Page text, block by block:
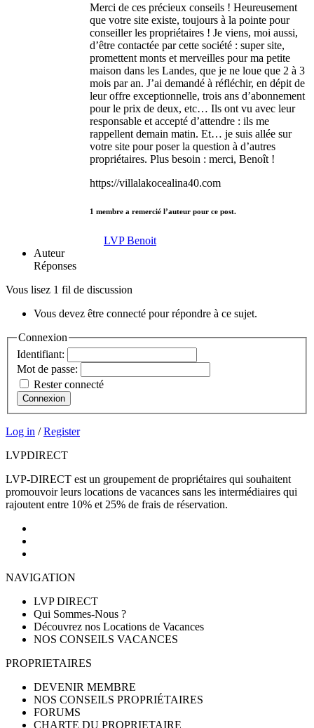
Merci de ces précieux conseils ! Heureusement
que votre site existe, toujours à la pointe pour
conseiller les propriétaires ! Je viens, moi aussi,
d’être contactée par cette société : super site,
promettent monts et merveilles pour ma petite
maison dans les Landes, que je ne loue que 2 à 3
mois par an. J’ai demandé à réfléchir, en dépit de
leur offre exceptionnelle, trois ans d’abonnement
pour le prix de deux, etc… Ils ont vu avec leur
responsable et accepté d’attendre : ils me
rappellent demain matin. Et… je suis allée sur
votre site pour poser la question à d’autres
propriétaires. Plus besoin : merci, Benoît !
https://villalakocealina40.com
1 membre a remercié l’auteur pour ce post.
LVP Benoit
Auteur
Réponses
Vous lisez 1 fil de discussion
Vous devez être connecté pour répondre à ce sujet.
Connexion
Identifiant:
Mot de passe:
Rester connecté
Connexion
Log in /Register
LVPDIRECT
LVP-DIRECT est un groupement de propriétaires qui souhaitent
promouvoir leurs locations de vacances sans les intermédiaires qui
rajoutent entre 10% et 25% de frais de réservation.
NAVIGATION
LVP DIRECT
Qui Sommes-Nous ?
Découvrez nos Locations de Vacances
NOS CONSEILS VACANCES
PROPRIETAIRES
DEVENIR MEMBRE
NOS CONSEILS PROPRIÉTAIRES
FORUMS
CHARTE DU PROPRIETAIRE